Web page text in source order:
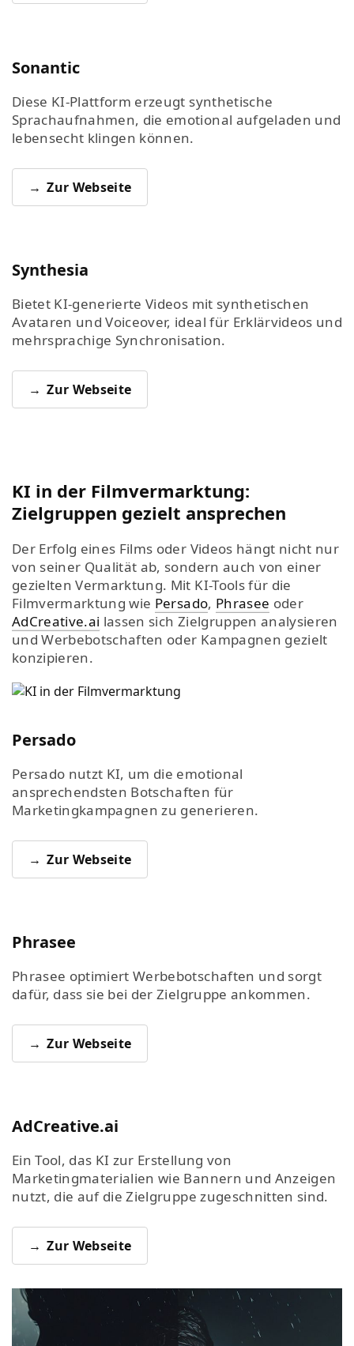
Sonantic
Diese KI-Plattform erzeugt synthetische
Sprachaufnahmen, die emotional aufgeladen und
lebensecht klingen können.
Zur Webseite
Synthesia
Bietet KI-generierte Videos mit synthetischen
Avataren und Voiceover, ideal für Erklärvideos und
mehrsprachige Synchronisation.
Zur Webseite
KI in der Filmvermarktung:
Zielgruppen gezielt ansprechen
Der Erfolg eines Films oder Videos hängt nicht nur
von seiner Qualität ab, sondern auch von einer
gezielten Vermarktung. Mit KI-Tools für die
Filmvermarktung wie Persado, Phrasee oder
AdCreative.ai lassen sich Zielgruppen analysieren
und Werbebotschaften oder Kampagnen gezielt
konzipieren.
Persado
Persado nutzt KI, um die emotional
ansprechendsten Botschaften für
Marketingkampagnen zu generieren.
Zur Webseite
Phrasee
Phrasee optimiert Werbebotschaften und sorgt
dafür, dass sie bei der Zielgruppe ankommen.
Zur Webseite
AdCreative.ai
Ein Tool, das KI zur Erstellung von
Marketingmaterialien wie Bannern und Anzeigen
nutzt, die auf die Zielgruppe zugeschnitten sind.
Zur Webseite